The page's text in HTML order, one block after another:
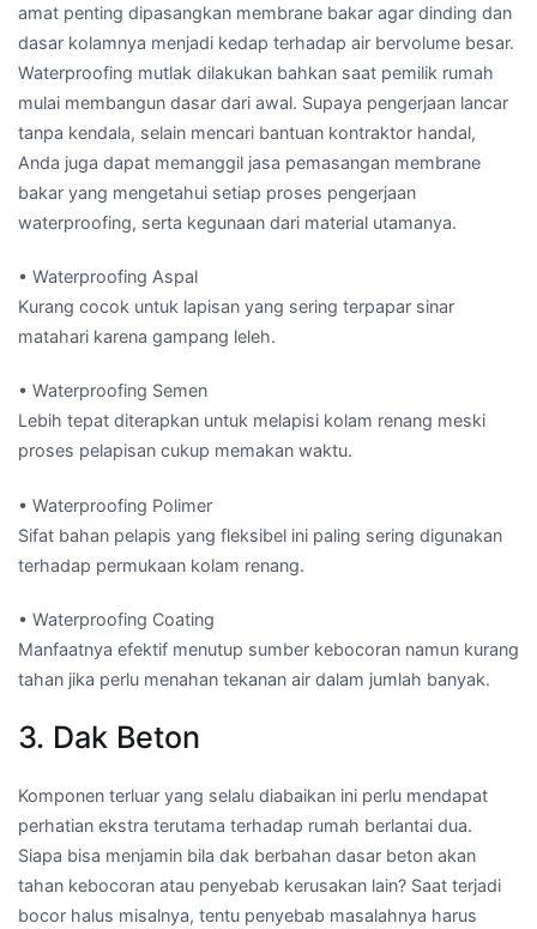
amat penting dipasangkan membrane bakar agar dinding dan
dasar kolamnya menjadi kedap terhadap air bervolume besar.
Waterproofing mutlak dilakukan bahkan saat pemilik rumah
mulai membangun dasar dari awal. Supaya pengerjaan lancar
tanpa kendala, selain mencari bantuan kontraktor handal,
Anda juga dapat memanggil jasa pemasangan membrane
bakar yang mengetahui setiap proses pengerjaan
waterproofing, serta kegunaan dari material utamanya.
• Waterproofing Aspal
Kurang cocok untuk lapisan yang sering terpapar sinar
matahari karena gampang leleh.
• Waterproofing Semen
Lebih tepat diterapkan untuk melapisi kolam renang meski
proses pelapisan cukup memakan waktu.
• Waterproofing Polimer
Sifat bahan pelapis yang fleksibel ini paling sering digunakan
terhadap permukaan kolam renang.
• Waterproofing Coating
Manfaatnya efektif menutup sumber kebocoran namun kurang
tahan jika perlu menahan tekanan air dalam jumlah banyak.
3. Dak Beton
Komponen terluar yang selalu diabaikan ini perlu mendapat
perhatian ekstra terutama terhadap rumah berlantai dua.
Siapa bisa menjamin bila dak berbahan dasar beton akan
tahan kebocoran atau penyebab kerusakan lain? Saat terjadi
bocor halus misalnya, tentu penyebab masalahnya harus